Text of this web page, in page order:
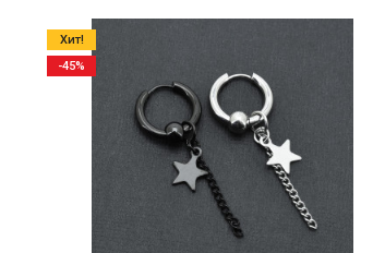
Хит!
-45%